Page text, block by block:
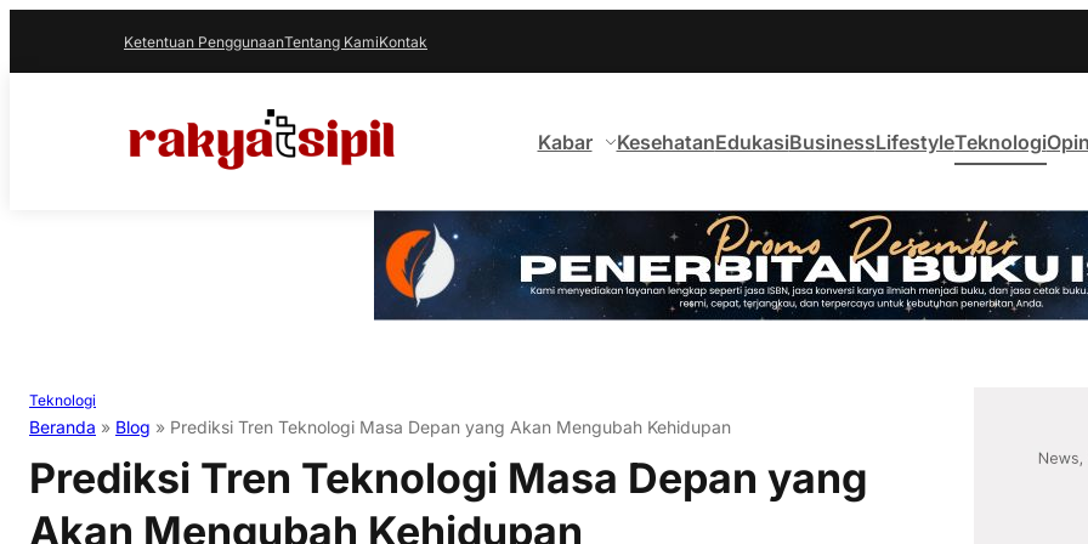
Ketentuan PenggunaanTentang KamiKontak
Kabar KesehatanEdukasiBusinessLifestyleTeknologi
Teknologi
Beranda » Blog » Prediksi Tren Teknologi Masa Depan yang Akan Mengubah Kehidupan
Prediksi Tren Teknologi Masa Depan yang
Akan Mengubah Kehidupan